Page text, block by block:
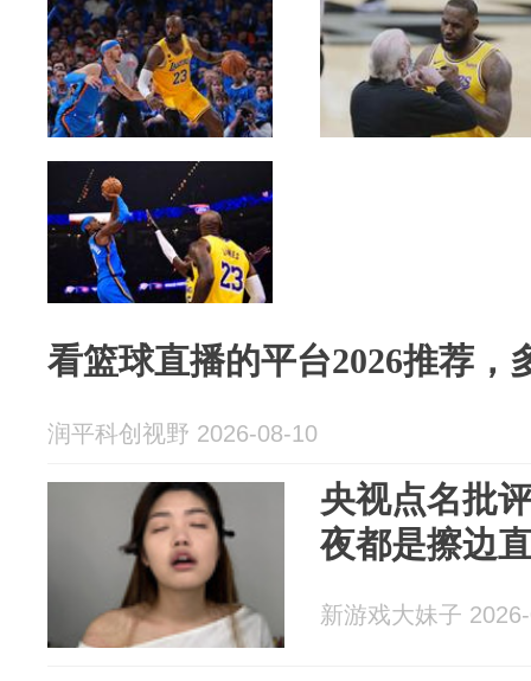
看篮球直播的平台2026推荐，
润平科创视野 2026-08-10
央视点名批
夜都是擦边
新游戏大妹子